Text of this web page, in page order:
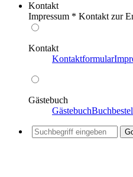
Kontakt
Impressum * Kontakt zur
Kontakt
Kontaktformular
Gästebuch
Gästebuch